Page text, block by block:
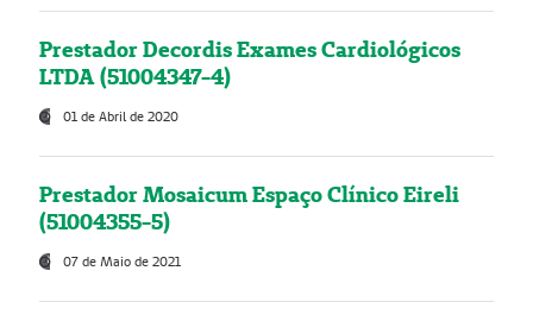
Prestador Decordis Exames Cardiológicos
LTDA (51004347-4)
01 de Abril de 2020
Prestador Mosaicum Espaço Clínico Eireli
(51004355-5)
07 de Maio de 2021